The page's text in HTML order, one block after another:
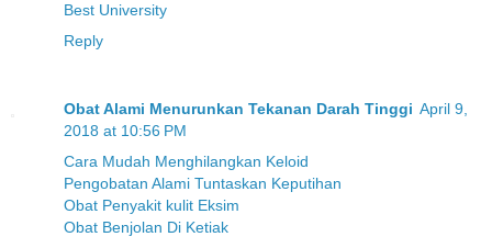
Best University
Reply
Obat Alami Menurunkan Tekanan Darah Tinggi April 9,
2018 at 10:56 PM
Cara Mudah Menghilangkan Keloid
Pengobatan Alami Tuntaskan Keputihan
Obat Penyakit kulit Eksim
Obat Benjolan Di Ketiak